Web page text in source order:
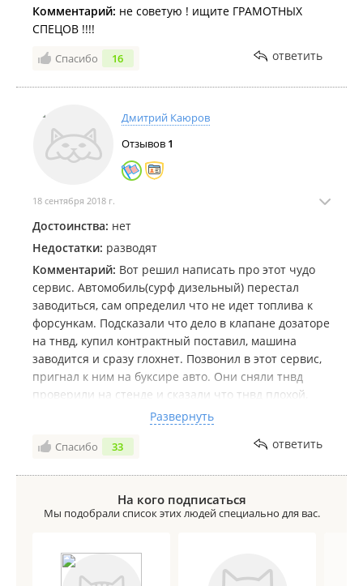
Комментарий: не советую ! ищите ГРАМОТНЫХ
СПЕЦОВ !!!!
Спасибо 16 ответить
Дмитрий Каюров
Отзывов 1
18 сентября 2018 г.
Достоинства: нет
Недостатки: разводят
Комментарий: Вот решил написать про этот чудо
сервис. Автомобиль(сурф дизельный) перестал
заводиться, сам определил что не идет топлива к
форсункам. Подсказали что дело в клапане дозаторе
на тнвд, купил контрактный поставил, машина
заводится и сразу глохнет. Позвонил в этот сервис,
пригнал к ним на буксире авто. Они сняли тнвд
проверили на стенде и сказали что тнвд плохой,
надо менять и у них есть контрактный
проверенный за 25000. Я согласился. Поставили,
звонят что авто заводится и сразу глохнет, то что у
заводится. Но с новым тнвд изменений в работе
авто я не заметил, что и сказал им, что как было так
мой тнвд плохой, а их хороший. На что мне сказали
Вы пригнали нам машину на буксире, и мы не
Развернуть
Спасибо 33 ответить
На кого подписаться
Мы подобрали список этих людей специально для вас.